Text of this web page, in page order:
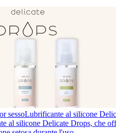
sessoLubrificante al silicone
al silicone Delicate Drops, che